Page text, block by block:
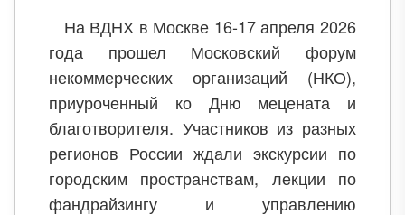
На ВДНХ в Москве 16-17 апреля 2026
года прошел Московский форум
некоммерческих организаций (НКО),
приуроченный ко Дню мецената и
благотворителя. Участников из разных
регионов России ждали экскурсии по
городским пространствам, лекции по
фандрайзингу и управлению